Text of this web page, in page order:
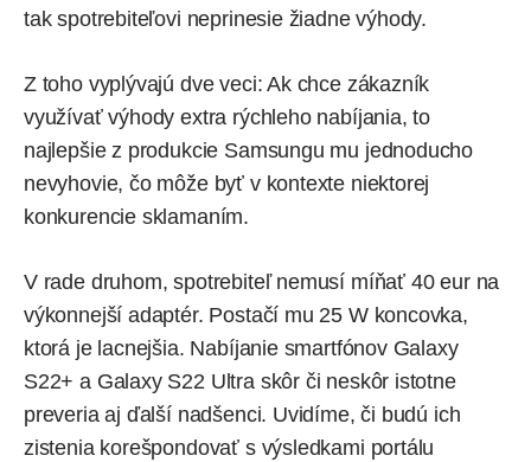
tak spotrebiteľovi neprinesie žiadne výhody.
Z toho vyplývajú dve veci: Ak chce zákazník
využívať výhody extra rýchleho nabíjania, to
najlepšie z produkcie Samsungu mu jednoducho
nevyhovie, čo môže byť v kontexte niektorej
konkurencie sklamaním.
V rade druhom, spotrebiteľ nemusí míňať 40 eur na
výkonnejší adaptér. Postačí mu 25 W koncovka,
ktorá je lacnejšia. Nabíjanie smartfónov Galaxy
S22+ a Galaxy S22 Ultra skôr či neskôr istotne
preveria aj ďalší nadšenci. Uvidíme, či budú ich
zistenia korešpondovať s výsledkami portálu